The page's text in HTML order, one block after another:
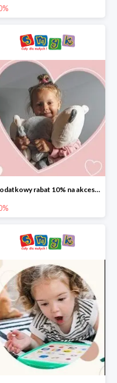
Dodatkowy rabat 10% na akcesoria dziecięce